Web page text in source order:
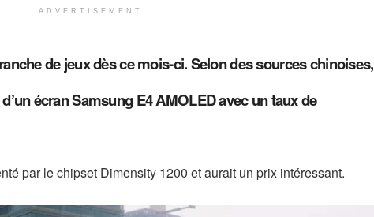
ADVERTISEMENT
de jeux dès ce mois-ci. Selon des sources chinoises,
écran Samsung E4 AMOLED avec un taux de
par le chipset Dimensity 1200 et aurait un prix intéressant.